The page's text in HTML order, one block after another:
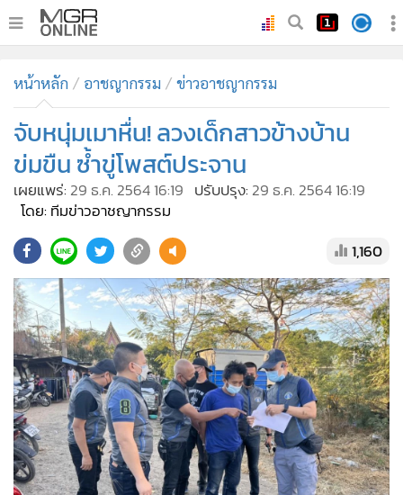
ทันเหตุการณ์
• ภาคใต้
ภูมิภาค
Online Section
บันเทิง
• ผู้จัดการรายวัน
• คอลัมนิสต์
• ละคร
• CbizReview
• Cyber BIZ
• ผู้จัดกวน
• Good health & Well-being
• Green Innovation & SD
• Management & HR
• MGR Live
หน้าหลัก อาชญากรรม ข่าวอาชญากรรม
จับหนุ่มเมาหื่น! ลวงเด็กสาวข้างบ้าน
ข่มขืน ซ้ำขู่โพสต์ประจาน
เผยแพร่: 29 ธ.ค. 2564 16:19 ปรับปรุง: 29 ธ.ค. 2564 16:19
โดย: ทีมข่าวอาชญากรรม
1,160